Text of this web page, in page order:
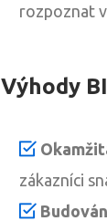
rozpoznat
Výhody
zákazníci